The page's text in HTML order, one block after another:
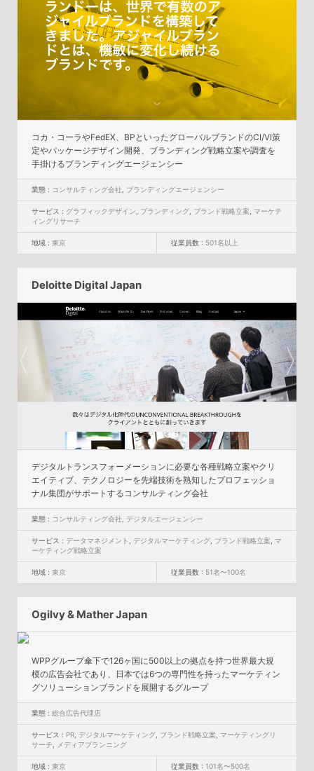
コカ・コーラやFedEX、BPといったグローバルブランドのCI/VI策
定やパッケージデザイン開発、ブランディング戦略立案や調査を
手掛けるブランディングエージェンシー
業態 : コンサルティング会社 ブランディングエージェンシー
サービス : グラフィックデザイン ブランディング ブランド戦略立案
マーケテ
ィングリサーチ
地域 :東京 従業員数 : 501名以上
Deloitte Digital Japan
デジタルトランスフォーメーションに必要な各種戦略立案やクリ
エイティブ、テクノロジーを先端技術を熟知したプロフェッショ
ナル集団がサポートするコンサルティング会社
業態 : コンサルティング会社 デジタルエージェンシー
サービス : データマネジメント デジタルマーケティング ブランド戦略立案
マ
ーケティング戦略立案
地域 :東京 従業員数 : 51名〜100名
Ogilvy & Mather Japan
WPPグループ傘下で126ヶ国に500以上の拠点を持つ世界最大規
模の広告会社であり、日本では6つの専門性を持ったマーケティン
グソリューションブランドを展開するグループ
業態 :総合広告代理店
サービス : PR デジタルマーケティング ブランド戦略立案
マーケティングリ
サーチ
メディアプランニング
地域 :東京 従業員数 : 101名〜500名